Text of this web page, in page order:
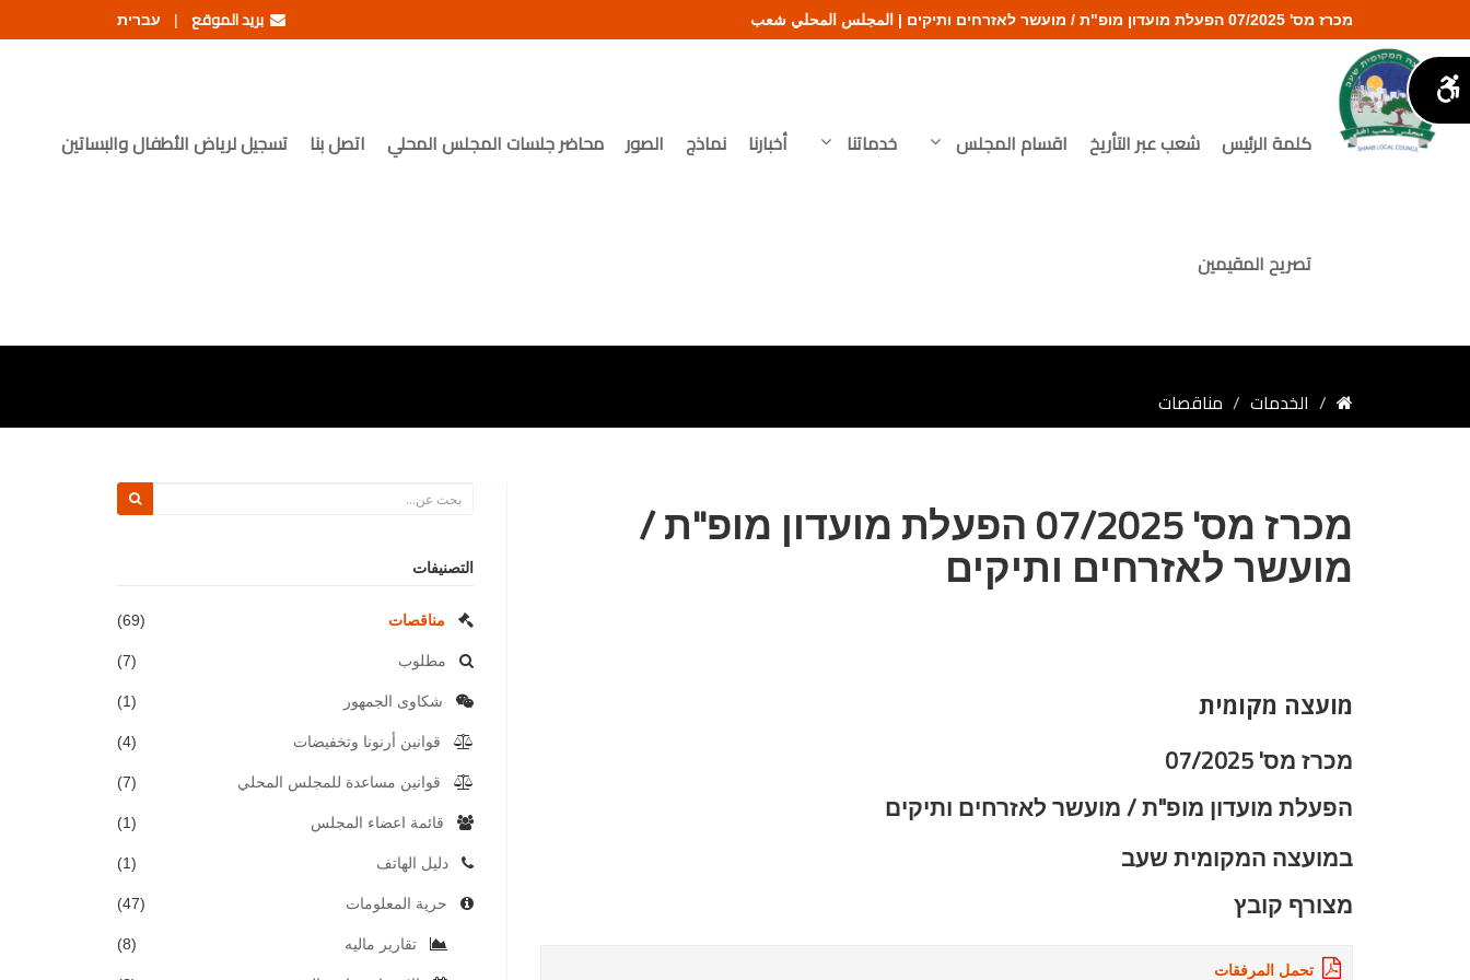
بريد الموقع | עברית מכרז מס' 07/2025 הפעלת מועדון מופ"ת / מועשר לאזרחים ותיקים | المجلس المحلي شعب
كلمة الرئيس شعب عبر التأريخ اقسام المجلس خدماتنا أخبارنا نماذج الصور محاضر جلسات المجلس المحلي اتصل بنا تسجيل لرياض الأطفال والبساتين
تصريح المقيمين
الخدمات مناقصات
מכרז מס' 07/2025 הפעלת מועדון מופ"ת /
מועשר לאזרחים ותיקים
מועצה מקומית
מכרז מס' 07/2025
הפעלת מועדון מופ"ת / מועשר לאזרחים ותיקים
במועצה המקומית שעב
מצורף קובץ
تحمل المرفقات
التصنيفات
مناقصات (69)
مطلوب (7)
شكاوى الجمهور (1)
قوانين أرنونا وتخفيضات (4)
قوانين مساعدة للمجلس المحلي (7)
قائمة اعضاء المجلس (1)
دليل الهاتف (1)
حرية المعلومات (47)
تقارير ماليه (8)